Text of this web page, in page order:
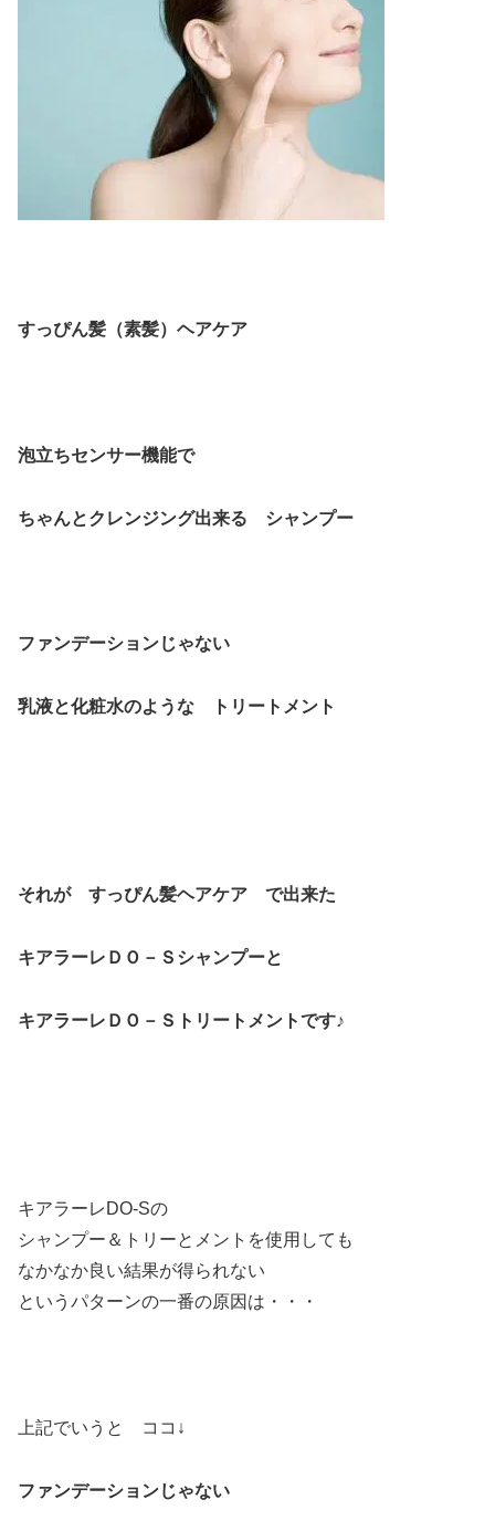
すっぴん髪（素髪）ヘアケア
泡立ちセンサー機能で
ちゃんとクレンジング出来る シャンプー
ファンデーションじゃない
乳液と化粧水のような トリートメント
それが すっぴん髪ヘアケア で出来た
キアラーレＤＯ－Ｓ シャンプーと
キアラーレＤＯ－Ｓトリートメントです♪
キアラーレDO-Sの
シャンプー＆トリーとメントを使用しても
なかなか良い結果が得られない
というパターンの一番の原因は・・・
上記でいうと ココ↓
ファンデーションじゃない